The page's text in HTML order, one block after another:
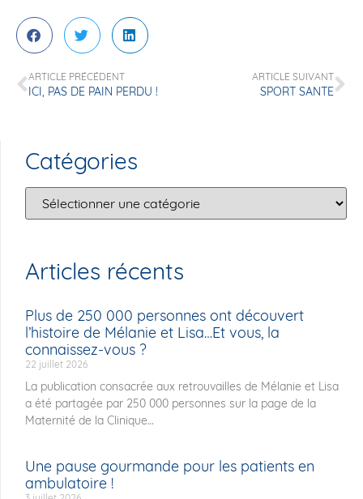
ARTICLE PRÉCÉDENT
ICI, PAS DE PAIN PERDU !
ARTICLE SUIVANT
SPORT SANTE
Catégories
Articles récents
Plus de 250 000 personnes ont découvert
l’histoire de Mélanie et Lisa…Et vous, la
connaissez-vous ?
22 juillet 2026
La publication consacrée aux retrouvailles de Mélanie et Lisa
a été partagée par 250 000 personnes sur la page de la
Maternité de la Clinique
Une pause gourmande pour les patients en
ambulatoire !